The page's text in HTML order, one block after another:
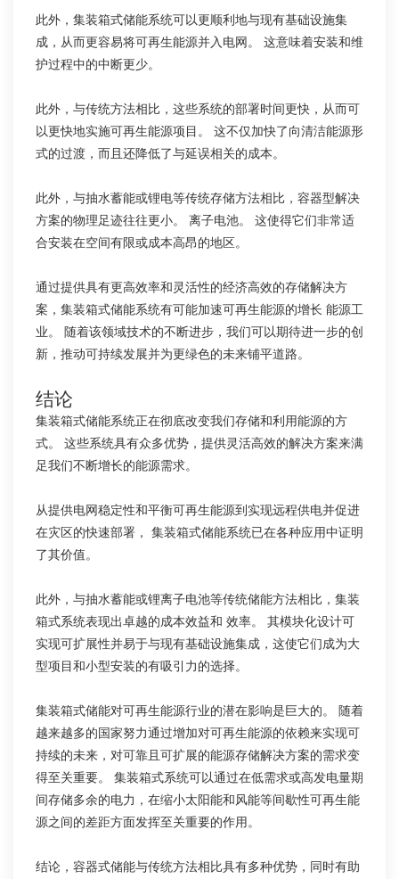
此外，集装箱式储能系统可以更顺利地与现有基础设施集
成，从而更容易将可再生能源并入电网。 这意味着安装和维
护过程中的中断更少。
此外，与传统方法相比，这些系统的部署时间更快，从而可
以更快地实施可再生能源项目。 这不仅加快了向清洁能源形
式的过渡，而且还降低了与延误相关的成本。
此外，与抽水蓄能或锂电等传统存储方法相比，容器型解决
方案的物理足迹往往更小。 离子电池。 这使得它们非常适
合安装在空间有限或成本高昂的地区。
通过提供具有更高效率和灵活性的经济高效的存储解决方
案，集装箱式储能系统有可能加速可再生能源的增长 能源工
业。 随着该领域技术的不断进步，我们可以期待进一步的创
新，推动可持续发展并为更绿色的未来铺平道路。
结论
集装箱式储能系统正在彻底改变我们存储和利用能源的方
式。 这些系统具有众多优势，提供灵活高效的解决方案来满
足我们不断增长的能源需求。
从提供电网稳定性和平衡可再生能源到实现远程供电并促进
在灾区的快速部署， 集装箱式储能系统已在各种应用中证明
了其价值。
此外，与抽水蓄能或锂离子电池等传统储能方法相比，集装
箱式系统表现出卓越的成本效益和 效率。 其模块化设计可
实现可扩展性并易于与现有基础设施集成，这使它们成为大
型项目和小型安装的有吸引力的选择。
集装箱式储能对可再生能源行业的潜在影响是巨大的。 随着
越来越多的国家努力通过增加对可再生能源的依赖来实现可
持续的未来，对可靠且可扩展的能源存储解决方案的需求变
得至关重要。 集装箱式系统可以通过在低需求或高发电量期
间存储多余的电力，在缩小太阳能和风能等间歇性可再生能
源之间的差距方面发挥至关重要的作用。
结论，容器式储能与传统方法相比具有多种优势，同时有助